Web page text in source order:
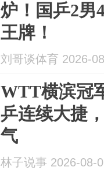
炉！国乒2男
王牌！
刘哥谈体育 2026-
WTT横滨冠
乒连续大捷
气
林子说事 2026-08-